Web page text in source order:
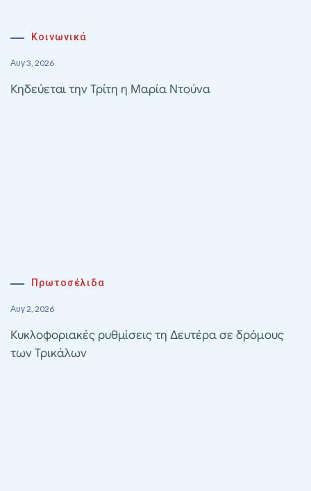
Κοινωνικά
Αυγ 3, 2026
Κηδεύεται την Τρίτη η Μαρία Ντούνα
Πρωτοσέλιδα
Αυγ 2, 2026
Κυκλοφοριακές ρυθμίσεις τη Δευτέρα σε δρόμους
των Τρικάλων